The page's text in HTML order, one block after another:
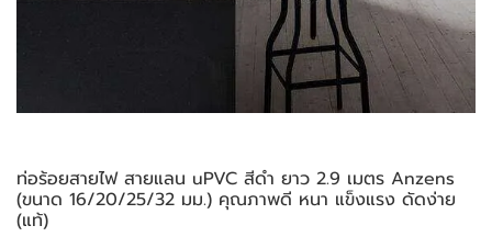
ท่อร้อยสายไฟ สายแลน uPVC สีดำ ยาว 2.9 เมตร Anzens
(ขนาด 16/20/25/32 มม.) คุณภาพดี หนา แข็งแรง ดัดง่าย
(แท้)